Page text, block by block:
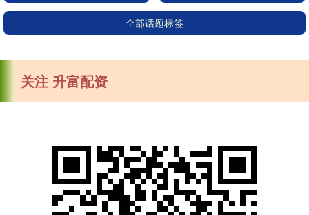
全部话题标签
关注 升富配资